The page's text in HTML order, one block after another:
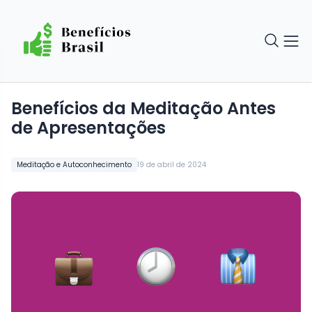
Meditação e Autoconhecimento 19 de abril de 2024
Benefícios da Meditação Antes
de Apresentações